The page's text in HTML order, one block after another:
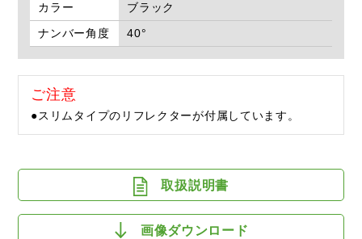
カラー
ブラック
ナンバー角度
40°
ご注意
●スリムタイプのリフレクターが付属しています。
取扱説明書
画像ダウンロード